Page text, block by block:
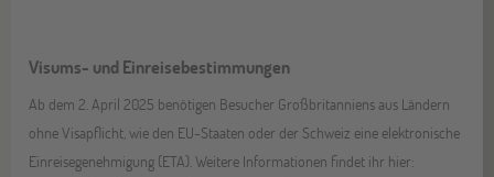
Visums- und Einreisebestimmungen
Ab dem 2. April 2025 benötigen Besucher Großbritanniens aus Ländern
ohne Visapflicht, wie den EU-Staaten oder der Schweiz eine elektronische
Einreisegenehmigung (ETA). Weitere Informationen findet ihr hier: